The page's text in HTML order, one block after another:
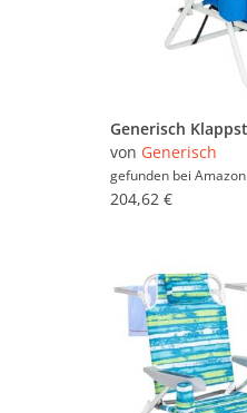
von Generisch
gefunden bei Amazon
204,62 €